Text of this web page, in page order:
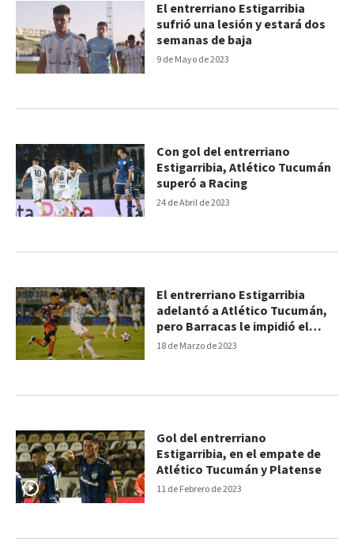
9 de Mayo de 2023
El entrerriano Estigarribia
sufrió una lesión y estará dos
semanas de baja
24 de Abril de 2023
Con gol del entrerriano
Estigarribia, Atlético Tucumán
superó a Racing
18 de Marzo de 2023
El entrerriano Estigarribia
adelantó a Atlético Tucumán,
pero Barracas le impidió el
triunfo
11 de Febrero de 2023
Gol del entrerriano
Estigarribia, en el empate de
Atlético Tucumán y Platense